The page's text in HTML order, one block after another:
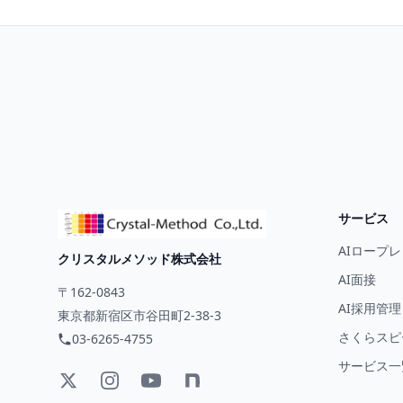
クリスタルメソッド株式会社
〒162-0843
東京都新宿区市谷田町2-38-3
03-6265-4755
サービス
AIロープレ
AI面接
AI採用管理
さくらス
サービス